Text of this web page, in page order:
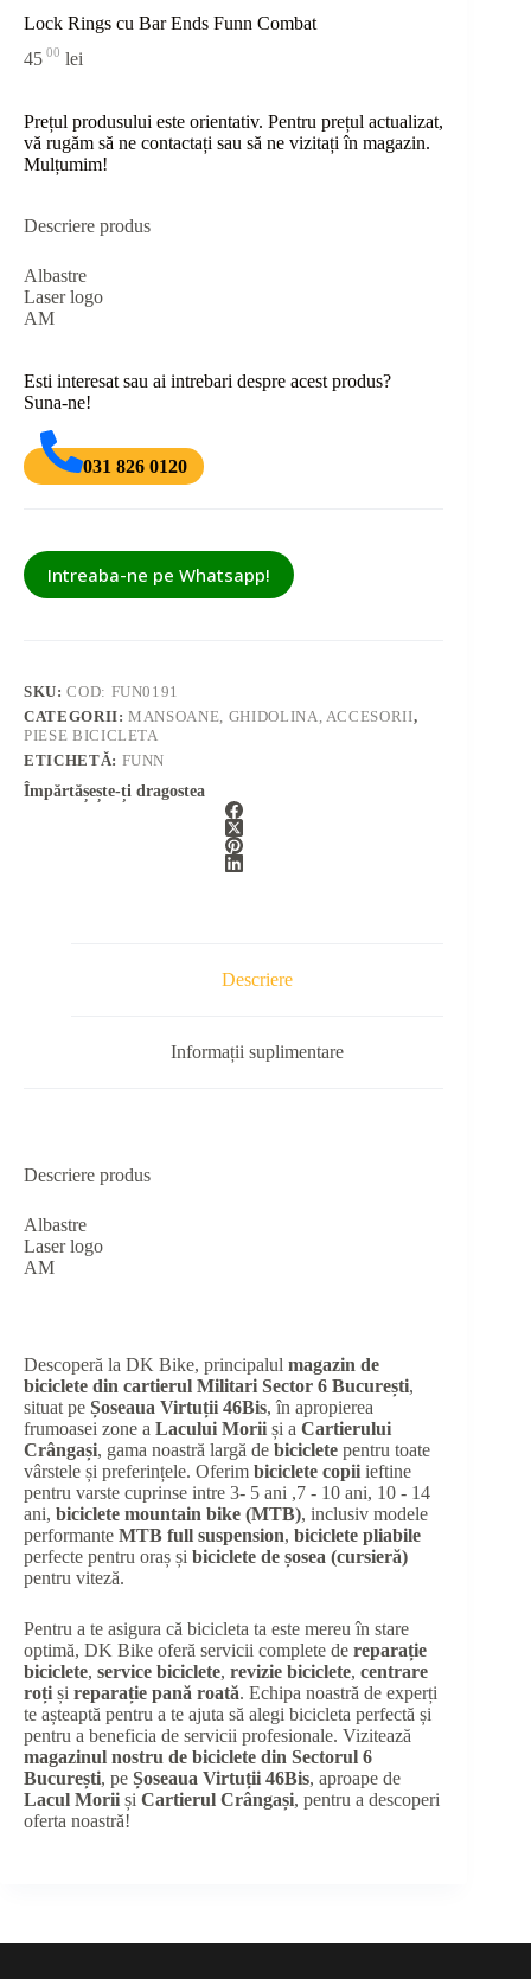
Lock Rings cu Bar Ends Funn Combat
45 00 lei
Prețul produsului este orientativ. Pentru prețul actualizat,
vă rugăm să ne contactați sau să ne vizitați în magazin.
Mulțumim!
Descriere produs
Albastre
Laser logo
AM
Esti interesat sau ai intrebari despre acest produs?
Suna-ne!
031 826 0120
Intreaba-ne pe Whatsapp!
SKU:COD: FUN0191
CATEGORII:MANSOANE, GHIDOLINA, ACCESORII,
PIESE BICICLETA
ETICHETĂ: FUNN
Împărtășește-ți dragostea
Descriere
Informații suplimentare
Descriere produs
Albastre
Laser logo
AM
Descoperă la DK Bike, principalul magazin de
biciclete din cartierul Militari Sector 6 București,
situat pe Șoseaua Virtuții 46Bis, în apropierea
frumoasei zone a Lacului Morii și a Cartierului
Crângași, gama noastră largă de biciclete pentru toate
vârstele și preferințele. Oferim biciclete copii ieftine
pentru varste cuprinse intre 3- 5 ani ,7 - 10 ani, 10 - 14
ani, biciclete mountain bike (MTB), inclusiv modele
performante MTB full suspension, biciclete pliabile
perfecte pentru oraș și biciclete de șosea (cursieră)
pentru viteză.
Pentru a te asigura că bicicleta ta este mereu în stare
optimă, DK Bike oferă servicii complete de reparație
biciclete, service biciclete, revizie biciclete, centrare
roți și reparație pană roată. Echipa noastră de experți
te așteaptă pentru a te ajuta să alegi bicicleta perfectă și
pentru a beneficia de servicii profesionale. Vizitează
magazinul nostru de biciclete din Sectorul 6
București, pe Șoseaua Virtuții 46Bis, aproape de
Lacul Morii și Cartierul Crângași, pentru a descoperi
oferta noastră!